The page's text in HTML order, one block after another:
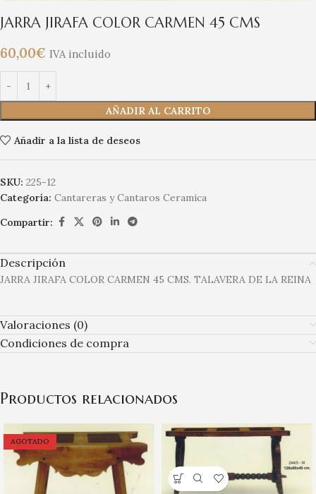
JARRA JIRAFA COLOR CARMEN 45 CMS
60,00€ IVA incluido
AÑADIR AL CARRITO
Añadir a la lista de deseos
SKU: 225-12
Categoría: Cantareras y Cantaros Ceramica
Compartir:
Descripción
JARRA JIRAFA COLOR CARMEN 45 CMS. TALAVERA DE LA REINA
Valoraciones (0)
Condiciones de compra
Productos relacionados
AGOTADO